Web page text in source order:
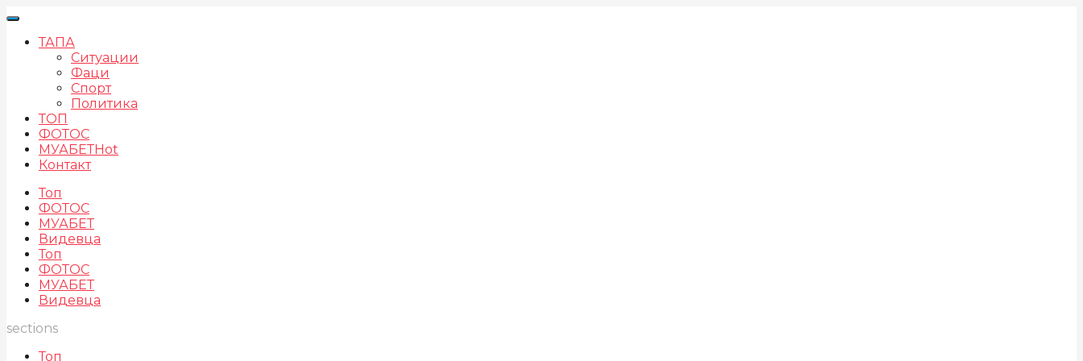
ТАПА
Ситуации
Фаци
Спорт
Политика
ТОП
ФОТОС
МУАБЕТHot
Контакт
Топ
ФОТОС
МУАБЕТ
Видевца
Топ
ФОТОС
МУАБЕТ
Видевца
sections
Топ